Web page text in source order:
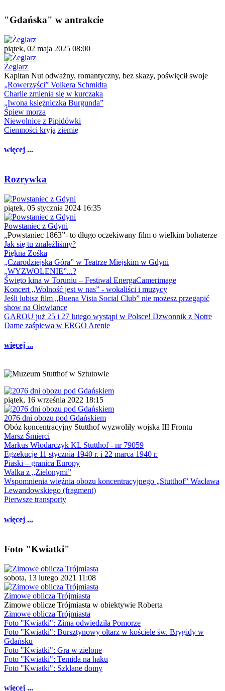
"Gdańska" w antrakcie
piątek, 02 maja 2025 08:00
Żeglarz
Kapitan Nut odważny, romantyczny, bez skazy, poświęcił swoje
„Rowerzyści” Volkera Schmidta
Charlie zmienia się w kurczaka
„Iwona księżniczka Burgunda”
Śpiew morza
Niewolnice z Pipidówki
Ciemności kryją ziemię
więcej ...
Rozrywka
piątek, 05 stycznia 2024 16:35
Powstaniec z Gdyni
„Powstaniec 1863”- to długo oczekiwany film o wielkim bohaterze
Jak się tu znaleźliśmy?
Piękna Zośka
„Czarodziejska Góra” w Teatrze Miejskim w Gdyni
„WYZWOLENIE”...?
Święto kina w Toruniu – Festiwal EnergaCamerimage
Koncert „Wolność jest w nas” - wokaliści i muzycy
Jeśli lubisz film „Buena Vista Social Club” nie możesz przegapić
show na Ołowiance
GAROU już 25 i 27 lutego wystąpi w Polsce! Dzwonnik z Notre
Dame zaśpiewa w ERGO Arenie
więcej ...
piątek, 16 września 2022 18:15
2076 dni obozu pod Gdańskiem
Obóz koncentracyjny Stutthof wyzwoliły wojska III Frontu
Marsz Śmierci
Markus Włodarczyk KL Stutthof - nr 79059
Egzekucje 11 stycznia 1940 r. i 22 marca 1940 r.
Piaski – granica Europy
Walka z „Zielonymi”
Wspomnienia więźnia obozu koncentracyjnego „Stutthof” Wacława
Lewandowskiego (fragment)
Pierwsze transporty
więcej ...
Foto "Kwiatki"
sobota, 13 lutego 2021 11:08
Zimowe oblicza Trójmiasta
Zimowe oblicze Trójmiasta w obiektywie Roberta
Zimowe oblicza Trójmiasta
Foto "Kwiatki": Zima odwiedziła Pomorze
Foto "Kwiatki": Bursztynowy ołtarz w kościele św. Brygidy w
Gdańsku
Foto "Kwiatki": Gra w zielone
Foto "Kwiatki": Temida na haku
Foto "Kwiatki": Szklane domy
więcej ...